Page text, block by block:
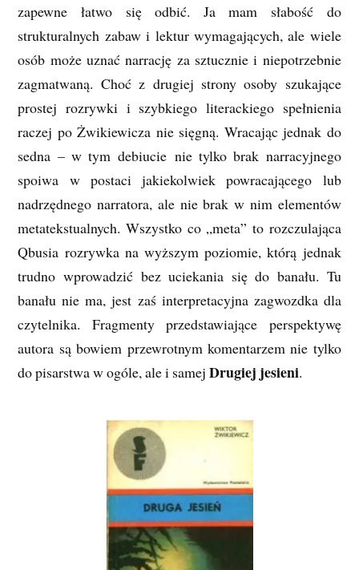
zapewne łatwo się odbić. Ja mam słabość do
strukturalnych zabaw i lektur wymagających, ale wiele
osób może uznać narrację za sztucznie i niepotrzebnie
zagmatwaną. Choć z drugiej strony osoby szukające
prostej rozrywki i szybkiego literackiego spełnienia
raczej po Żwikiewicza nie sięgną. Wracając jednak do
sedna – w tym debiucie nie tylko brak narracyjnego
spoiwa w postaci jakiekolwiek powracającego lub
nadrzędnego narratora, ale nie brak w nim elementów
metatekstualnych. Wszystko co „meta” to rozczulająca
Qbusia rozrywka na wyższym poziomie, którą jednak
trudno wprowadzić bez uciekania się do banału. Tu
banału nie ma, jest zaś interpretacyjna zagwozdka dla
czytelnika. Fragmenty przedstawiające perspektywę
autora są bowiem przewrotnym komentarzem nie tylko
do pisarstwa w ogóle, ale i samejDrugiej jesieni.